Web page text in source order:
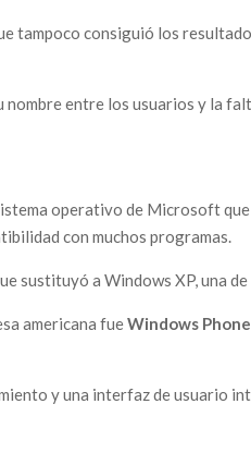
tampoco consiguió los
nombre entre los usuarios y la
operativo de Microsoft
con muchos programas.
sustituyó a Windows XP, una
americana fueWindows Phone
y una interfaz de usuario